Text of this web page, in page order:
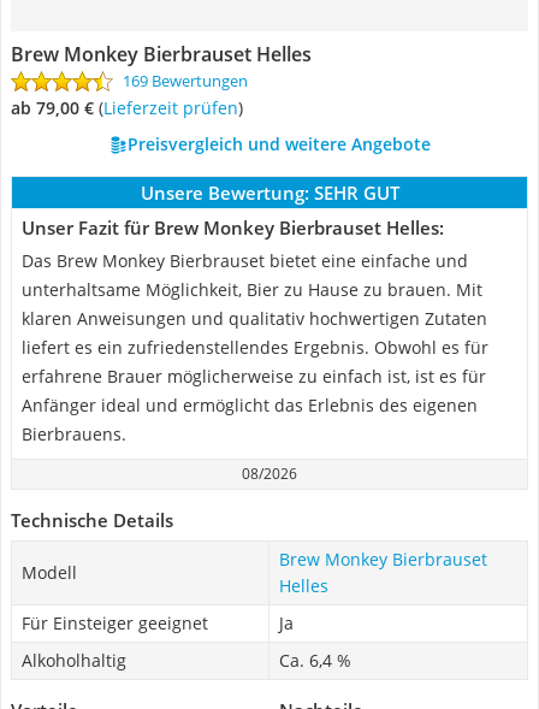
Brew Monkey Bierbrauset Helles
169 Bewertungen
ab 79,00 € (Lieferzeit prüfen)
Preisvergleich und weitere Angebote
Unsere Bewertung: SEHR GUT
Unser Fazit für Brew Monkey Bierbrauset Helles:
Das Brew Monkey Bierbrauset bietet eine einfache und
unterhaltsame Möglichkeit, Bier zu Hause zu brauen. Mit
klaren Anweisungen und qualitativ hochwertigen Zutaten
liefert es ein zufriedenstellendes Ergebnis. Obwohl es für
erfahrene Brauer möglicherweise zu einfach ist, ist es für
Anfänger ideal und ermöglicht das Erlebnis des eigenen
Bierbrauens.
08/2026
Technische Details
Modell
Brew Monkey Bierbrauset
Helles
Für Einsteiger geeignet
Ja
Alkoholhaltig
Ca. 6,4 %